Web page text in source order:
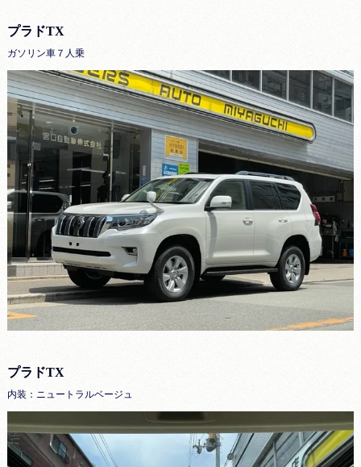
プラドTX
ガソリン車７人乗
プラドTX
内装：ニュートラルベージュ